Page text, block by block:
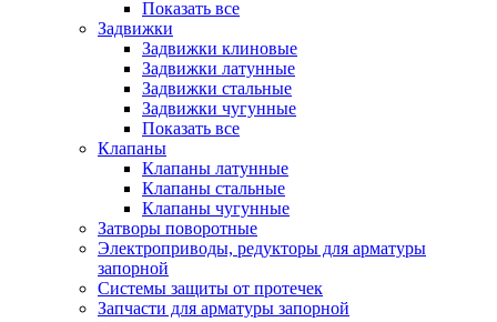
Показать все
Задвижки
Задвижки клиновые
Задвижки латунные
Задвижки стальные
Задвижки чугунные
Показать все
Клапаны
Клапаны латунные
Клапаны стальные
Клапаны чугунные
Затворы поворотные
Электроприводы, редукторы для арматуры
запорной
Системы защиты от протечек
Запчасти для арматуры запорной